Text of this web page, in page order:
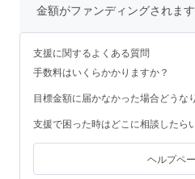
金額がファンディングされます
支援に関するよくある質問
手数料はいくらかかりますか？
目標金額に届かなかった場合どうな
支援で困った時はどこに相談したら
ヘルプペ